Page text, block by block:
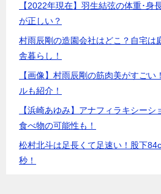
【2022年現在】羽生結弦の体重･身
が正しい？
村雨辰剛の造園会社はどこ？自宅は
舎暮らし！
【画像】村雨辰剛の筋肉美がすご
ルも紹介！
【浜崎あゆみ】アナフィラキシーシ
食べ物の可能性も！
松村北斗は足長くて足速い！股下
秒！